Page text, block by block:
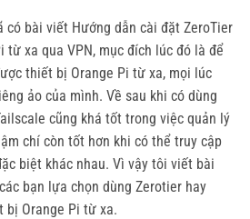
có bài viết Hướng dẫn cài đặt ZeroTier
xa qua VPN, mục đích lúc đó là để
thiết bị Orange Pi từ xa, mọi lúc
ảo của mình. Về sau khi có dùng
cũng khá tốt trong việc quản lý
chí còn tốt hơn khi có thể truy cập
biệt khác nhau. Vì vậy tôi viết bài
bạn lựa chọn dùng Zerotier hay
bị Orange Pi từ xa.